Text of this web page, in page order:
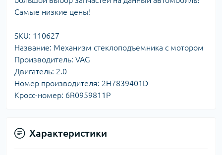
Самые низкие цены!
SKU: 110627
Название: Механизм стеклоподъемника с мотором
Производитель: VAG
Двигатель: 2.0
Номер производителя: 2H7839401D
Кросс-номер: 6R0959811P
Характеристики